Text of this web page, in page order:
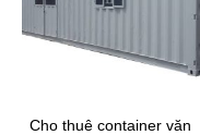
Cho thuê container văn